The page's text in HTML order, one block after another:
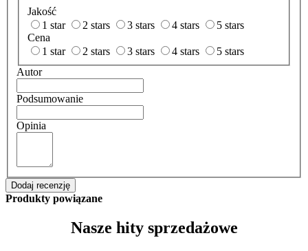
Jakość
1 star
2 stars 3 stars 4 stars
5 stars
Cena
1 star
2 stars 3 stars 4 stars
5 stars
Autor
Podsumowanie
Opinia
Dodaj recenzję
Produkty powiązane
Nasze hity sprzedażowe